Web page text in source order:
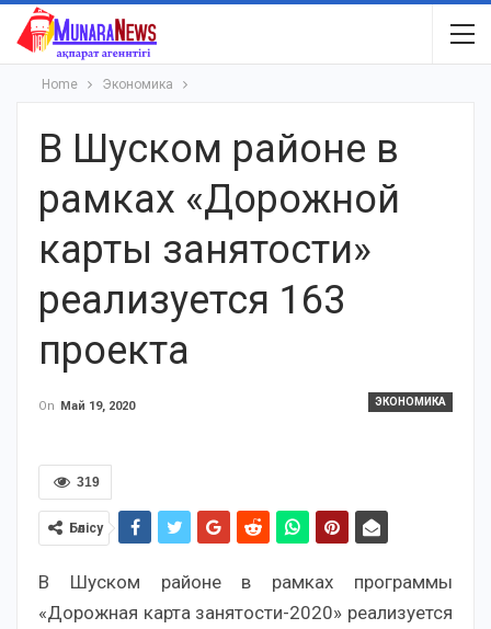
Home Экономика
В Шуском районе в
рамках «Дорожной
карты занятости»
реализуется 163
проекта
ЭКОНОМИКА
On Май 19, 2020
319
Бөлісу
В Шуском районе в рамках программы
«Дорожная карта занятости-2020» реализуется